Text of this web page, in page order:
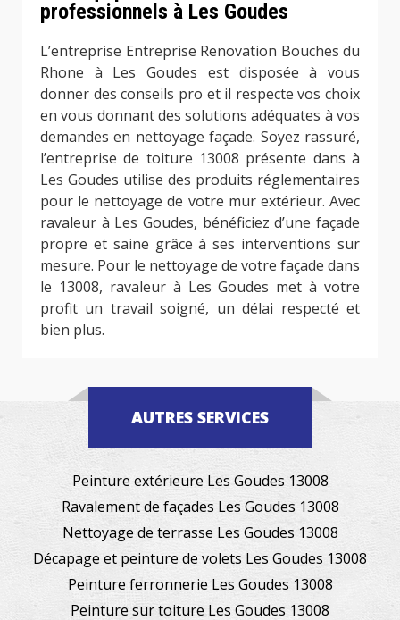
professionnels à Les Goudes
L’entreprise Entreprise Renovation Bouches du
Rhone à Les Goudes est disposée à vous
donner des conseils pro et il respecte vos choix
en vous donnant des solutions adéquates à vos
demandes en nettoyage façade. Soyez rassuré,
l’entreprise de toiture 13008 présente dans à
Les Goudes utilise des produits réglementaires
pour le nettoyage de votre mur extérieur. Avec
ravaleur à Les Goudes, bénéficiez d’une façade
propre et saine grâce à ses interventions sur
mesure. Pour le nettoyage de votre façade dans
le 13008, ravaleur à Les Goudes met à votre
profit un travail soigné, un délai respecté et
bien plus.
AUTRES SERVICES
Peinture extérieure Les Goudes 13008
Ravalement de façades Les Goudes 13008
Nettoyage de terrasse Les Goudes 13008
Décapage et peinture de volets Les Goudes 13008
Peinture ferronnerie Les Goudes 13008
Peinture sur toiture Les Goudes 13008